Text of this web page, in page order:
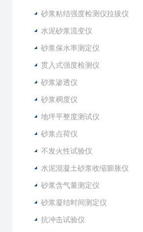
砂浆粘结强度检测仪拉拔仪
水泥砂浆流变仪
砂浆保水率测定仪
贯入式强度检测仪
砂浆渗透仪
砂浆稠度仪
地坪平整度测试仪
砂浆点荷仪
不发火性试验仪
水泥混凝土砂浆收缩膨胀仪
砂浆含气量测定仪
砂浆凝结时间测定仪
抗冲击试验仪